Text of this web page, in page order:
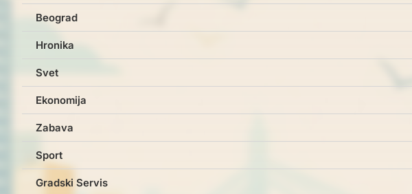
Beograd
Hronika
Svet
Ekonomija
Zabava
Sport
Gradski Servis